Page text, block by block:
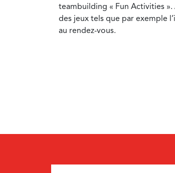
teambuilding « Fun Activities
des jeux tels que par exemple
au rendez-vous.